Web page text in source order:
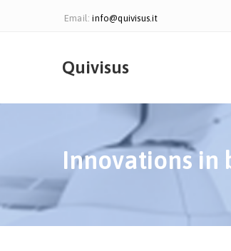
Email:info@quivisus.it
Quivisus
Innovations in